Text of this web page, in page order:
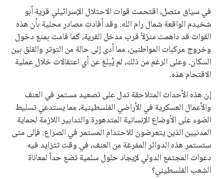
في سياق متصل، اقتحمت قوات الاحتلال الإسرائيلي قرية أبو
شخيدم الواقعة شمال رام الله. وقد أفادت مصادر محلية بأن هذه
القوات قد داهمت منزلاً قرب مدخل القرية، كما قامت بمنع دخول
وخروج مركبات المواطنين، مما أدى إلى حالة من التوتر والقلق بين
السكان. وعلى الرغم من ذلك، لم يُبلغ عن أي اعتقالات خلال عملية
الاقتحام هذه.
إن هذه الأحداث المتلاحقة تدل على تصعيد مستمر في العنف
والأعمال العسكرية في الأراضي الفلسطينية، مما يستدعي تسليط
الضوء على الأوضاع الإنسانية المتدهورة والتدابير اللازمة لحماية
المدنيين الذين يتعرضون للاحتدام المستمر في الصراع. فإلى متى
ستستمر هذه الدوائر المفرغة من العنف، في وقت تتزايد فيه
دعوات المجتمع الدولي لإيجاد حلول سلمية تضع حداً لمعاناة
الشعب الفلسطيني؟